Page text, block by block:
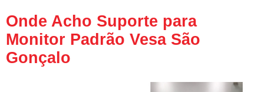
Onde Acho Suporte para
Monitor Padrão Vesa São
Gonçalo